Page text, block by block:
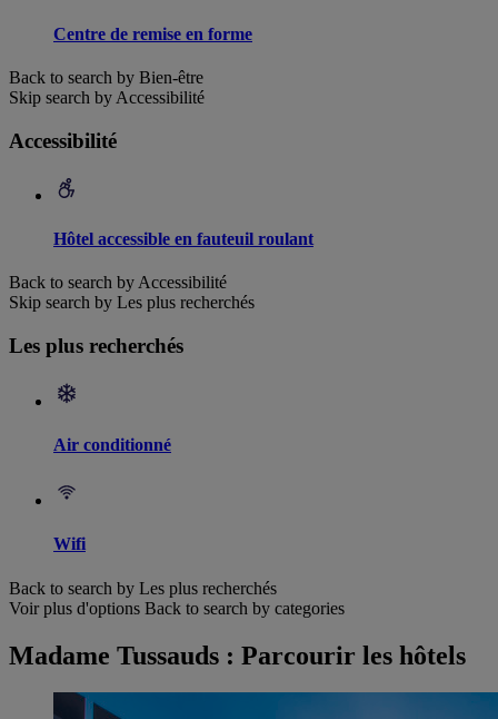
Centre de remise en forme
Back to search by Bien-être
Skip search by Accessibilité
Accessibilité
Hôtel accessible en fauteuil roulant
Back to search by Accessibilité
Skip search by Les plus recherchés
Les plus recherchés
Air conditionné
Wifi
Back to search by Les plus recherchés
Voir plus d'options Back to search by categories
Madame Tussauds : Parcourir les hôtels